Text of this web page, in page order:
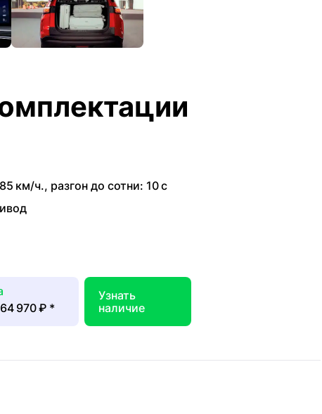
км/ч., разгон до сотни: 10 с
970 ₽ *
Узнать
наличие